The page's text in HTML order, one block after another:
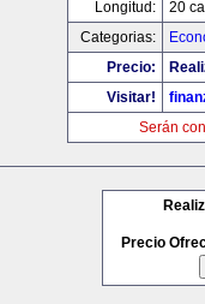
Longitud:
20
Categorias:
Precio:
Visitar!
Serán
Precio